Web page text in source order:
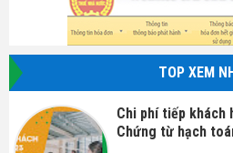
TOP XEM
Chi phí tiếp khách
Chứng từ hạch